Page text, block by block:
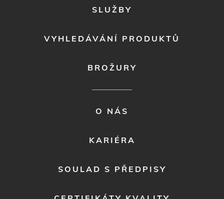
SLUŽBY
VYHLEDÁVÁNÍ PRODUKTŮ
BROŽURY
O NÁS
KARIÉRA
SOULAD S PŘEDPISY